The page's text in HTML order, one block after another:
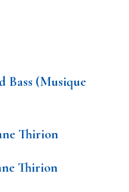
Bass (Musique
Thirion
Thirion